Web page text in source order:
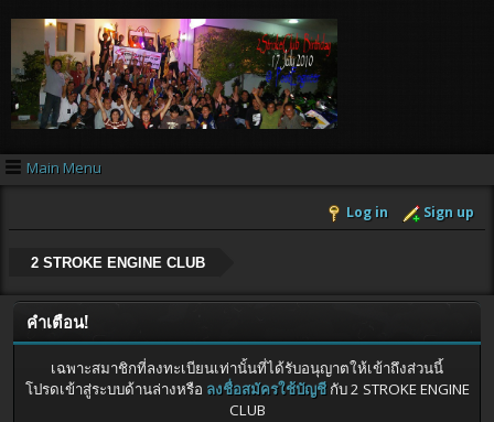
Main Menu
Log in Sign up
2 STROKE ENGINE CLUB
คำเตือน!
เฉพาะสมาชิกที่ลงทะเบียนเท่านั้นที่ได้รับอนุญาตให้เข้าถึงส่วนนี้
โปรดเข้าสู่ระบบด้านล่างหรือ ลงชื่อสมัครใช้บัญชีกับ 2 STROKE ENGINE
CLUB